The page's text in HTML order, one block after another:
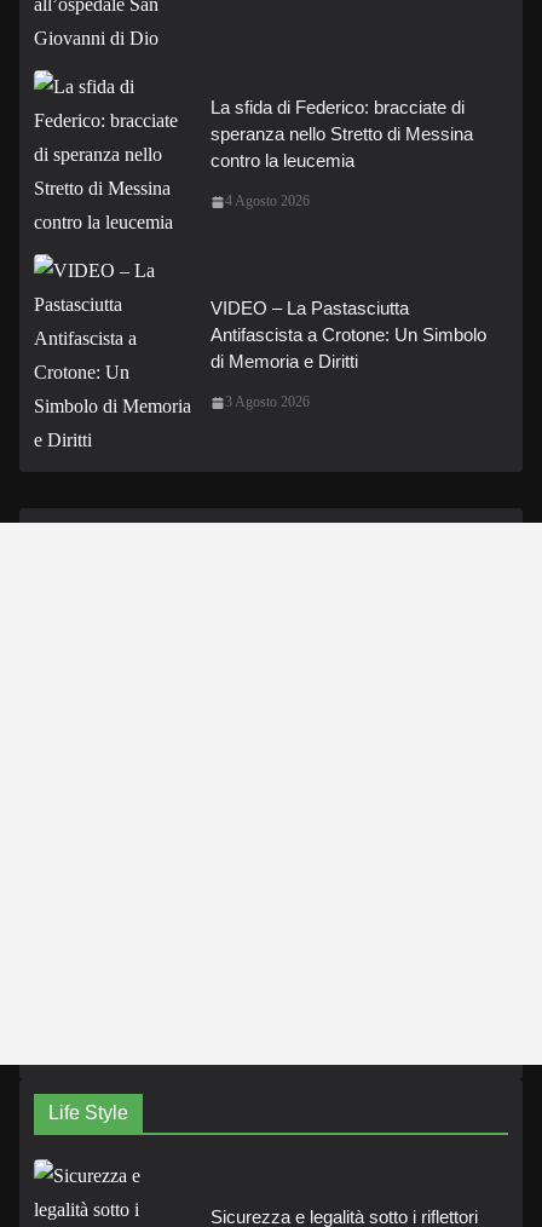
La sfida di Federico: bracciate di
speranza nello Stretto di Messina
contro la leucemia
4 Agosto 2026
VIDEO – La Pastasciutta
Antifascista a Crotone: Un Simbolo
di Memoria e Diritti
3 Agosto 2026
Life Style
Sicurezza e legalità sotto i riflettori